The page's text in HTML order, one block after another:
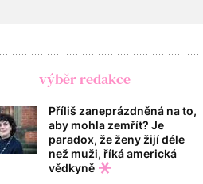
výběr redakce
Příliš zaneprázdněná na to,
aby mohla zemřít? Je
paradox, že ženy žijí déle
než muži, říká americká
vědkyně